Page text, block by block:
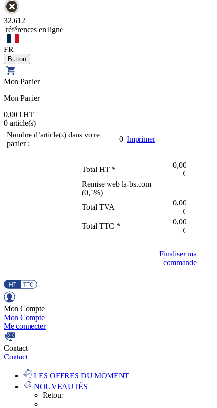
32.612
références en ligne
FR
Mon Panier
Mon Panier
0,00 €HT
0 article(s)
Nombre d’article(s) dans votre
panier :
0 Imprimer
Total HT *
0,00
€
Remise web la-bs.com
(0,5%)
Total TVA
0,00
€
Total TTC *
0,00
€
Finaliser ma
commande
Mon Compte
Mon Compte
Me connecter
Contact
Contact
LES OFFRES DU MOMENT
NOUVEAUTÉS
Retour